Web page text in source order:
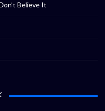
Believe It